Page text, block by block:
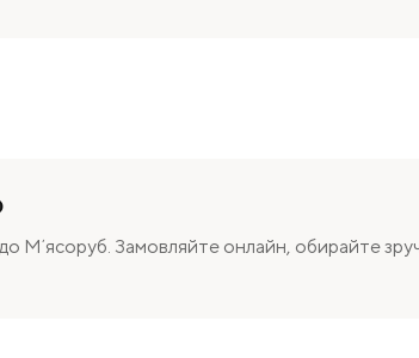
до Мʼясоруб. Замовляйте онлайн, обирайте